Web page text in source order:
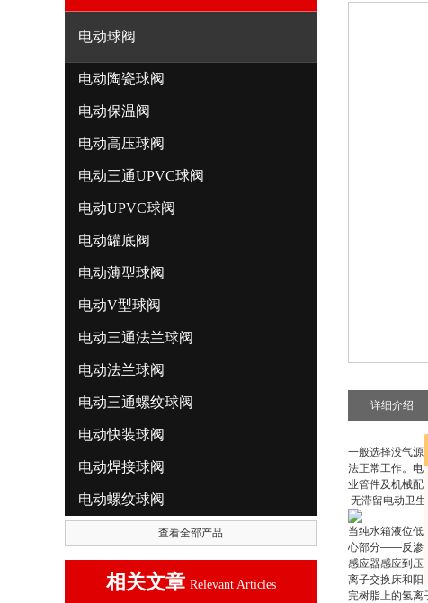
电动球阀
电动陶瓷球阀
电动保温阀
电动高压球阀
电动三通UPVC球阀
电动UPVC球阀
电动罐底阀
电动薄型球阀
电动V型球阀
电动三通法兰球阀
电动法兰球阀
电动三通螺纹球阀
电动快装球阀
电动焊接球阀
电动螺纹球阀
查看全部产品
相关文章 Relevant Articles
详细介绍
一般选择没气源
法正常工作。电
业管件及机械配
无滞留电动卫
当纯水箱液位低
心部分——反渗
感应器感应到压
离子交换床和阳
完树脂上的氢离